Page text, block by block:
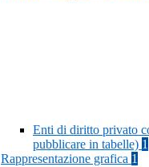
Enti di diritto privato
pubblicare in tabelle) 1
Rappresentazione grafica 1